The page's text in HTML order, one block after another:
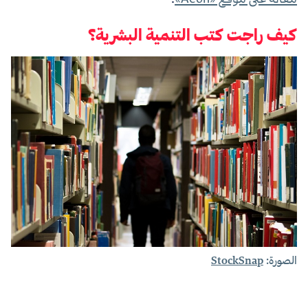
كيف راجت كتب التنمية البشرية؟
الصورة:StockSnap